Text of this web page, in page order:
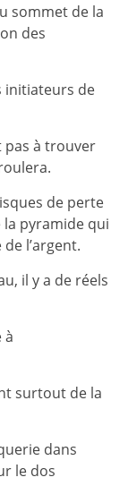
sommet de la
des
initiateurs de
pas à trouver
de perte
pyramide qui
l’argent.
il y a de réels
à
surtout de la
dans
le dos